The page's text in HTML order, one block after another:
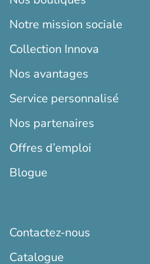
Notre mission sociale
Collection Innova
Nos avantages
Service personnalisé
Nos partenaires
Offres d’emploi
Blogue
Contactez-nous
Catalogue